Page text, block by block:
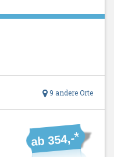
9 andere Orte
ab 354,-*